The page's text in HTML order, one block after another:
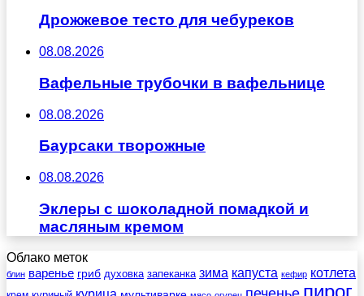
Дрожжевое тесто для чебуреков
08.08.2026
Вафельные трубочки в вафельнице
08.08.2026
Баурсаки творожные
08.08.2026
Эклеры с шоколадной помадкой и
масляным кремом
Облако меток
блин варенье гриб духовка запеканка зима капуста кефир котлета